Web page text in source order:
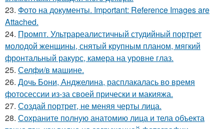
23. Фото на документы. Important: Reference Images are
Attached.
24. Промпт. Ультрареалистичный студийный портрет
молодой женщины, снятый крупным планом, мягкий
фронтальный ракурс, камера на уровне глаз.
25. Селфи/в машине.
26. Дочь Бони, Анджелина, расплакалась во время
фотосессии из-за своей прически и макияжа.
27. Создай портрет, не меняя черты лица.
28. Сохраните полную анатомию лица и тела объекта